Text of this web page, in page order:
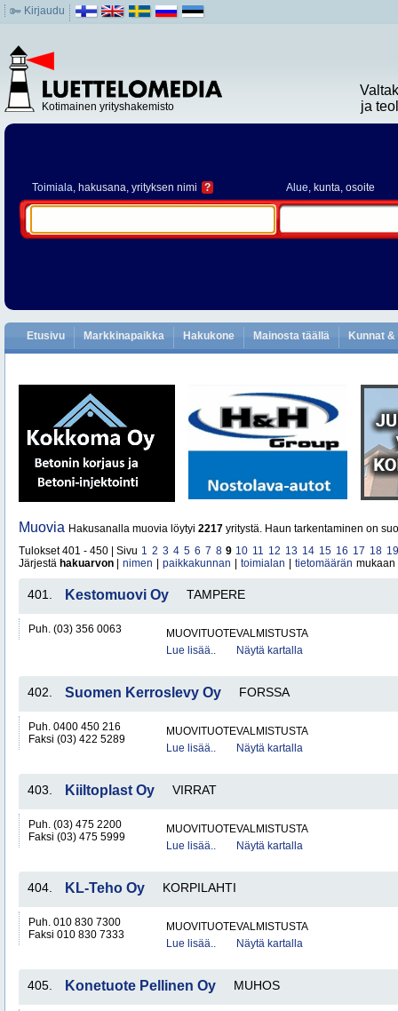
Kirjaudu
Kotimainen yrityshakemisto
ja
Toimiala, hakusana, yrityksen nimi ? Alue, kunta, osoite
Etusivu Markkinapaikka Hakukone Mainosta täällä Kunnat
Muovia Hakusanalla muovia löytyi 2217 yritystä. Haun tarkentaminen on
Tulokset 401 - 450 | Sivu 1 2 3 4 5 6 7 8 9 10 11 12 13 14 15 16 17 18 19
Järjestä hakuarvon nimen paikkakunnan toimialan tietomäärän mukaan
401. Kestomuovi Oy TAMPERE
Puh. (03) 356 0063
MUOVITUOTEVALMISTUSTA
Lue lisää..
Näytä kartalla
402. Suomen Kerroslevy Oy FORSSA
Puh. 0400 450 216
Faksi (03) 422 5289
MUOVITUOTEVALMISTUSTA
Lue lisää..
Näytä kartalla
403. Kiiltoplast Oy VIRRAT
Puh. (03) 475 2200
Faksi (03) 475 5999
MUOVITUOTEVALMISTUSTA
Lue lisää..
Näytä kartalla
404. KL-Teho Oy KORPILAHTI
Puh. 010 830 7300
Faksi 010 830 7333
MUOVITUOTEVALMISTUSTA
Lue lisää..
Näytä kartalla
405. Konetuote Pellinen Oy MUHOS